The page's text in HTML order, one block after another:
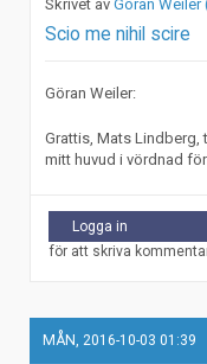
Göran Weiler
Scio me nihil scire
Göran Weiler:
Grattis, Mats
mitt huvud i vördnad
Logga in
för att skriva
MÅN, 2016-10-03 01:39